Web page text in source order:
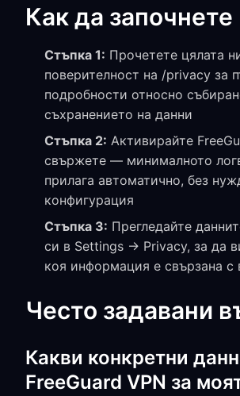
Как да започнете
Стъпка 1: Прочетете цялата
поверителност на /privacy за
подробности относно
съхранението на данни
Стъпка 2: Активирайте
свържете — минималното
прилага автоматично, без
конфигурация
Стъпка 3: Прегледайте
си в Settings → Privacy, за да
коя информация е свързана с
Често задавани
Какви конкретни
FreeGuard VPN за